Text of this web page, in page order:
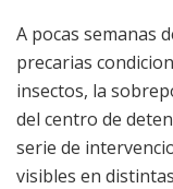
A pocas semanas
precarias
insectos, la
del centro de
serie de
visibles en